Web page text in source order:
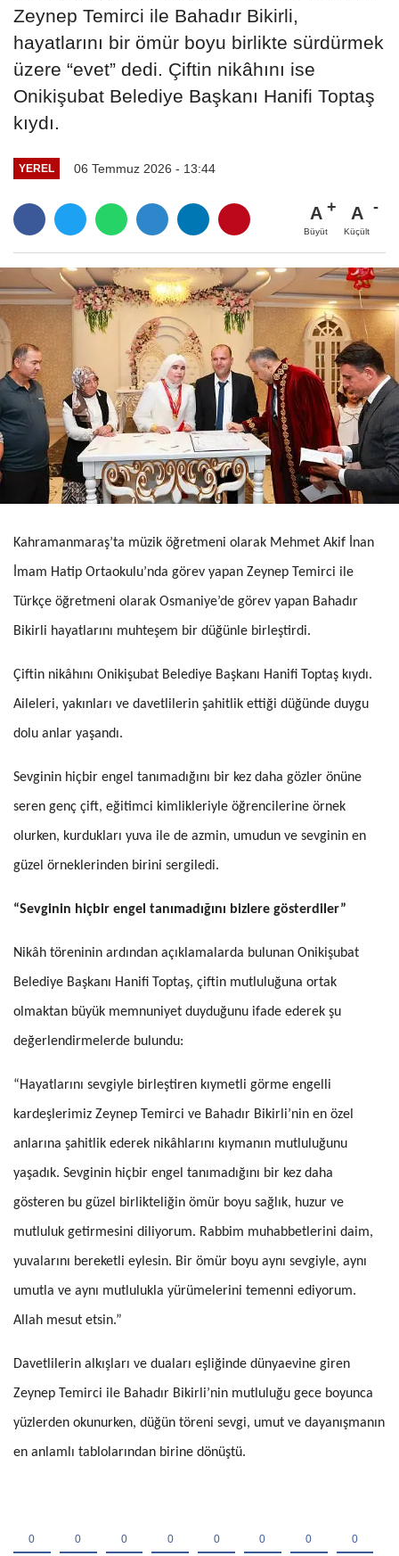
Zeynep Temirci ile Bahadır Bikirli,
hayatlarını bir ömür boyu birlikte sürdürmek
üzere “evet” dedi. Çiftin nikâhını ise
Onikişubat Belediye Başkanı Hanifi Toptaş
kıydı.
YEREL 06 Temmuz 2026 - 13:44
A
Büyüt
A
Küçült
Kahramanmaraş’ta müzik öğretmeni olarak Mehmet Akif İnan
İmam Hatip Ortaokulu’nda görev yapan Zeynep Temirci ile
Türkçe öğretmeni olarak Osmaniye’de görev yapan Bahadır
Bikirli hayatlarını muhteşem bir düğünle birleştirdi.
Çiftin nikâhını Onikişubat Belediye Başkanı Hanifi Toptaş kıydı.
Aileleri, yakınları ve davetlilerin şahitlik ettiği düğünde duygu
dolu anlar yaşandı.
Sevginin hiçbir engel tanımadığını bir kez daha gözler önüne
seren genç çift, eğitimci kimlikleriyle öğrencilerine örnek
olurken, kurdukları yuva ile de azmin, umudun ve sevginin en
güzel örneklerinden birini sergiledi.
“Sevginin hiçbir engel tanımadığını bizlere gösterdiler”
Nikâh töreninin ardından açıklamalarda bulunan Onikişubat
Belediye Başkanı Hanifi Toptaş, çiftin mutluluğuna ortak
olmaktan büyük memnuniyet duyduğunu ifade ederek şu
değerlendirmelerde bulundu:
“Hayatlarını sevgiyle birleştiren kıymetli görme engelli
kardeşlerimiz Zeynep Temirci ve Bahadır Bikirli’nin en özel
anlarına şahitlik ederek nikâhlarını kıymanın mutluluğunu
yaşadık. Sevginin hiçbir engel tanımadığını bir kez daha
gösteren bu güzel birlikteliğin ömür boyu sağlık, huzur ve
mutluluk getirmesini diliyorum. Rabbim muhabbetlerini daim,
yuvalarını bereketli eylesin. Bir ömür boyu aynı sevgiyle, aynı
umutla ve aynı mutlulukla yürümelerini temenni ediyorum.
Allah mesut etsin.”
Davetlilerin alkışları ve duaları eşliğinde dünyaevine giren
Zeynep Temirci ile Bahadır Bikirli’nin mutluluğu gece boyunca
yüzlerden okunurken, düğün töreni sevgi, umut ve dayanışmanın
en anlamlı tablolarından birine dönüştü.